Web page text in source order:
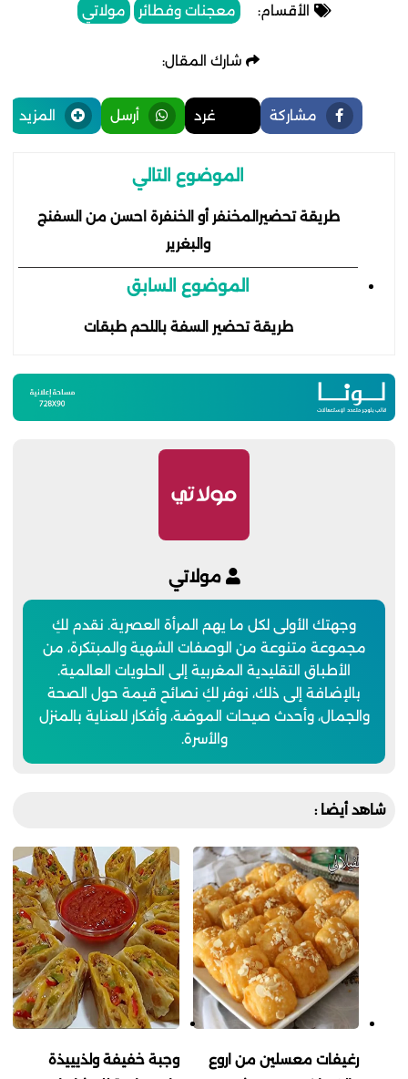
الأقسام: معجنات وفطائر مولاتي
شارك المقال:
مشاركة غرد أرسل المزيد
الموضوع التالي
طريقة تحضيرالمخنفر أو الخنفرة احسن من السفنج
والبغرير
الموضوع السابق
طريقة تحضير السفة باللحم طبقات
مولاتي
وجهتك الأولى لكل ما يهم المرأة العصرية. نقدم لكِ
مجموعة متنوعة من الوصفات الشهية والمبتكرة، من
الأطباق التقليدية المغربية إلى الحلويات العالمية.
بالإضافة إلى ذلك، نوفر لكِ نصائح قيمة حول الصحة
والجمال، وأحدث صيحات الموضة، وأفكار للعناية بالمنزل
والأسرة.
شاهد أيضا :
رغيفات معسلين من اروع
وجبة خفيفة ولذيييذة